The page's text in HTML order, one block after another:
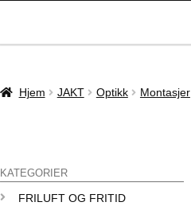
Hjem JAKT Optikk Montasjer
KATEGORIER
FRILUFT OG FRITID